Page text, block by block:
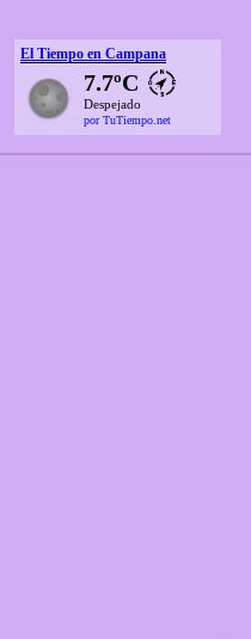
El Tiempo en Campana
7.7ºC
Despejado
por TuTiempo.net